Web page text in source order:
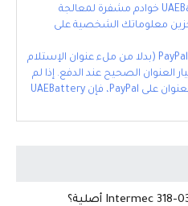
1. يستخدم كل من PayPal وUAEBattery خوادم مشفرة لمعالجة
معلوماتك الشخصية على
2. إذا اخترت طريق الدفع السريع لـ PayPal (بدلا من ملء عنوان الإستلام
العنوان الصحيح عند الدفع. إذا لم
يتم استلام البضائع بسبب خطأ العنوان على PayPal، فإن UAEBattery